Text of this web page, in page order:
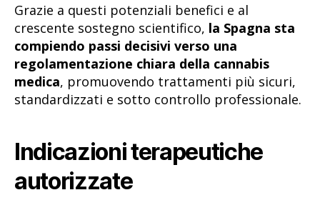
Grazie a questi potenziali benefici e al
crescente sostegno scientifico, la Spagna sta
compiendo passi decisivi verso una
regolamentazione chiara della cannabis
medica, promuovendo trattamenti più sicuri,
standardizzati e sotto controllo professionale.
Indicazioni terapeutiche
autorizzate